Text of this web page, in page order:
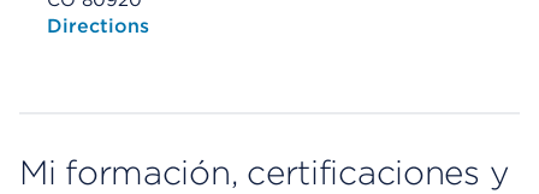
Opens native map application on mobile devices
Directions
Mi formación, certificaciones y